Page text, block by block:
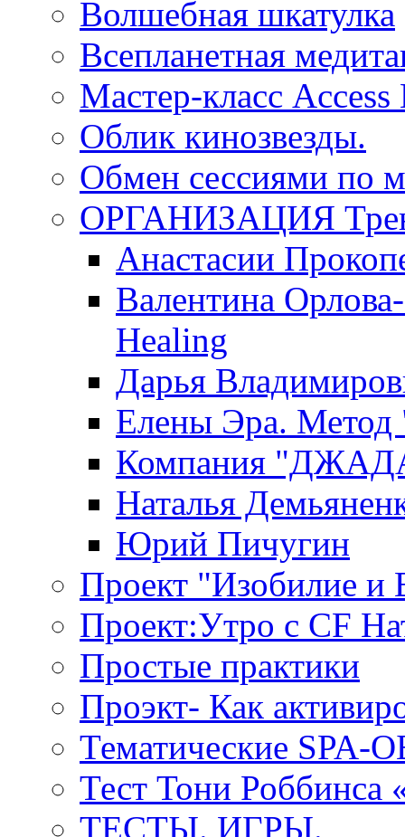
Волшебная шкатулка
Всепланетная
Мастер-класс
Облик кинозвезды.
Обмен сессиями по
ОРГАНИЗАЦИЯ
Анастасии
Валентина
Healing
Дарья
Елены Эра.
Компания
Наталья
Юрий Пичугин
Проект "Изобилие и
Проект:Утро с CF
Простые практики
Проэкт- Как
Тематические
Тест Тони Роббинса
ТЕСТЫ. ИГРЫ.